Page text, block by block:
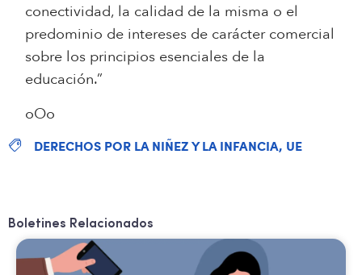
conectividad, la calidad de la misma o el
predominio de intereses de carácter comercial
sobre los principios esenciales de la
educación.”
oOo
DERECHOS POR LA NIÑEZ Y LA INFANCIA, UE
Boletines Relacionados